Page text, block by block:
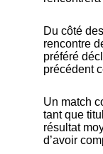
Du côté
rencontre
préféré
précédent
Un match
tant que
résultat
d’avoir